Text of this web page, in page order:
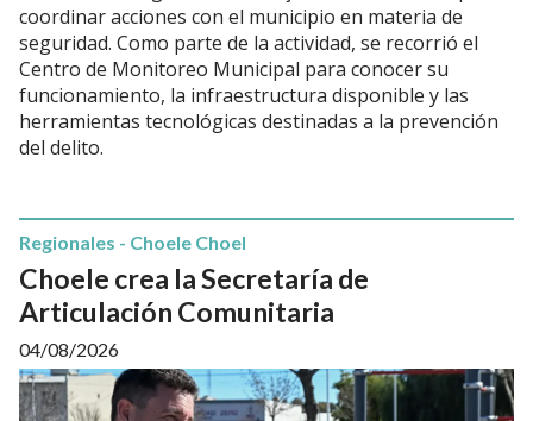
coordinar acciones con el municipio en materia de
seguridad. Como parte de la actividad, se recorrió el
Centro de Monitoreo Municipal para conocer su
funcionamiento, la infraestructura disponible y las
herramientas tecnológicas destinadas a la prevención
del delito.
Choele crea la Secretaría de
Articulación Comunitaria
Regionales - Choele Choel
04/08/2026